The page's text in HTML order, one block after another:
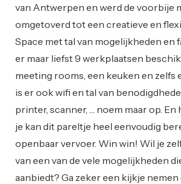
van Antwerpen en werd de voorbije
omgetoverd tot een creatieve en
Space met tal van mogelijkheden en
er maar liefst 9 werkplaatsen
meeting rooms, een keuken en zelfs
is er ook wifi en tal van
printer, scanner, … noem maar op. En
je kan dit pareltje heel eenvoudig
openbaar vervoer. Win win! Wil je
van een van de vele mogelijkheden
aanbiedt? Ga zeker een kijkje